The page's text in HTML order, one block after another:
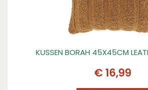
KUSSEN BORAH 45X45CM
€ 16,99